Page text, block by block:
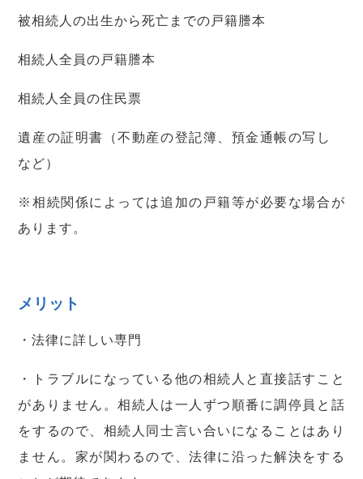
被相続人の出生から死亡までの戸籍謄本
相続人全員の戸籍謄本
相続人全員の住民票
遺産の証明書（不動産の登記簿、預金通帳の写し
など）
※相続関係によっては追加の戸籍等が必要な場合が
あります。
メリット
・法律に詳しい専門
・トラブルになっている他の相続人と直接話すこと
がありません。相続人は一人ずつ順番に調停員と話
をするので、相続人同士言い合いになることはあり
ません。家が関わるので、法律に沿った解決をする